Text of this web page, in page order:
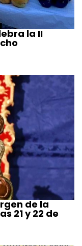
la II
de la
21 y 22 de